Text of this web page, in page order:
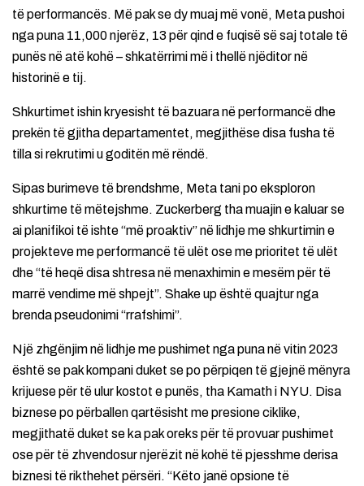
të performancës. Më pak se dy muaj më vonë, Meta pushoi
nga puna 11,000 njerëz, 13 për qind e fuqisë së saj totale të
punës në atë kohë – shkatërrimi më i thellë njëditor në
historinë e tij.
Shkurtimet ishin kryesisht të bazuara në performancë dhe
prekën të gjitha departamentet, megjithëse disa fusha të
tilla si rekrutimi u goditën më rëndë.
Sipas burimeve të brendshme, Meta tani po eksploron
shkurtime të mëtejshme. Zuckerberg tha muajin e kaluar se
ai planifikoi të ishte “më proaktiv” në lidhje me shkurtimin e
projekteve me performancë të ulët ose me prioritet të ulët
dhe “të heqë disa shtresa në menaxhimin e mesëm për të
marrë vendime më shpejt”. Shake up është quajtur nga
brenda pseudonimi “rrafshimi”.
Një zhgënjim në lidhje me pushimet nga puna në vitin 2023
është se pak kompani duket se po përpiqen të gjejnë mënyra
krijuese për të ulur kostot e punës, tha Kamath i NYU. Disa
biznese po përballen qartësisht me presione ciklike,
megjithatë duket se ka pak oreks për të provuar pushimet
ose për të zhvendosur njerëzit në kohë të pjesshme derisa
biznesi të rikthehet përsëri. “Këto janë opsione të